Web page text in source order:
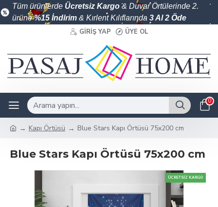
Tüm ürünlerde Ücretsiz Kargo& Duvar Örtülerinde 2.
ürüne%15 İndirim & Kırlent Kılıflarında 3 Al 2 Öde
GIRIŞ YAP ÜYE OL
0
Kapı Örtüsü Blue Stars Kapı Örtüsü 75x200 cm
Blue Stars Kapı Örtüsü 75x200 cm
ÜCRETSIZ KARGO